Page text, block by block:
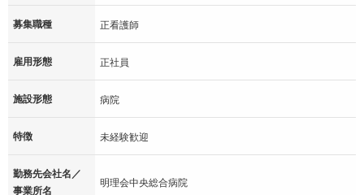
募集職種 正看護師
雇用形態 正社員
施設形態 病院
特徴 未経験歓迎
勤務先会社名／
事業所名
明理会中央総合病院